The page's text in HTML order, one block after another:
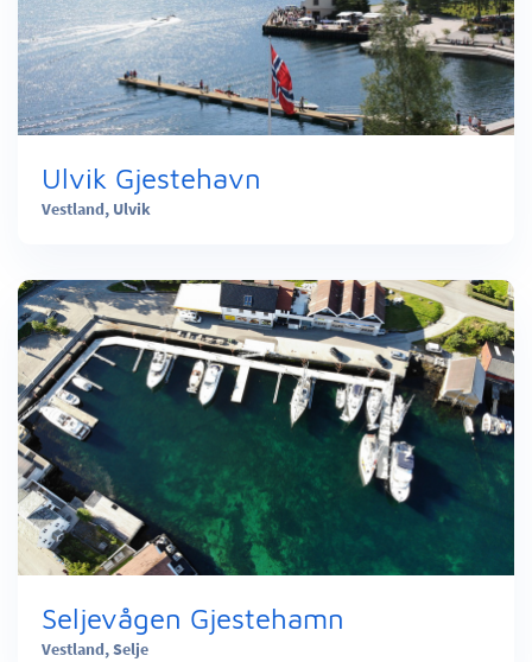
Ulvik Gjestehavn
Vestland, Ulvik
Seljevågen Gjestehamn
Vestland,Selje